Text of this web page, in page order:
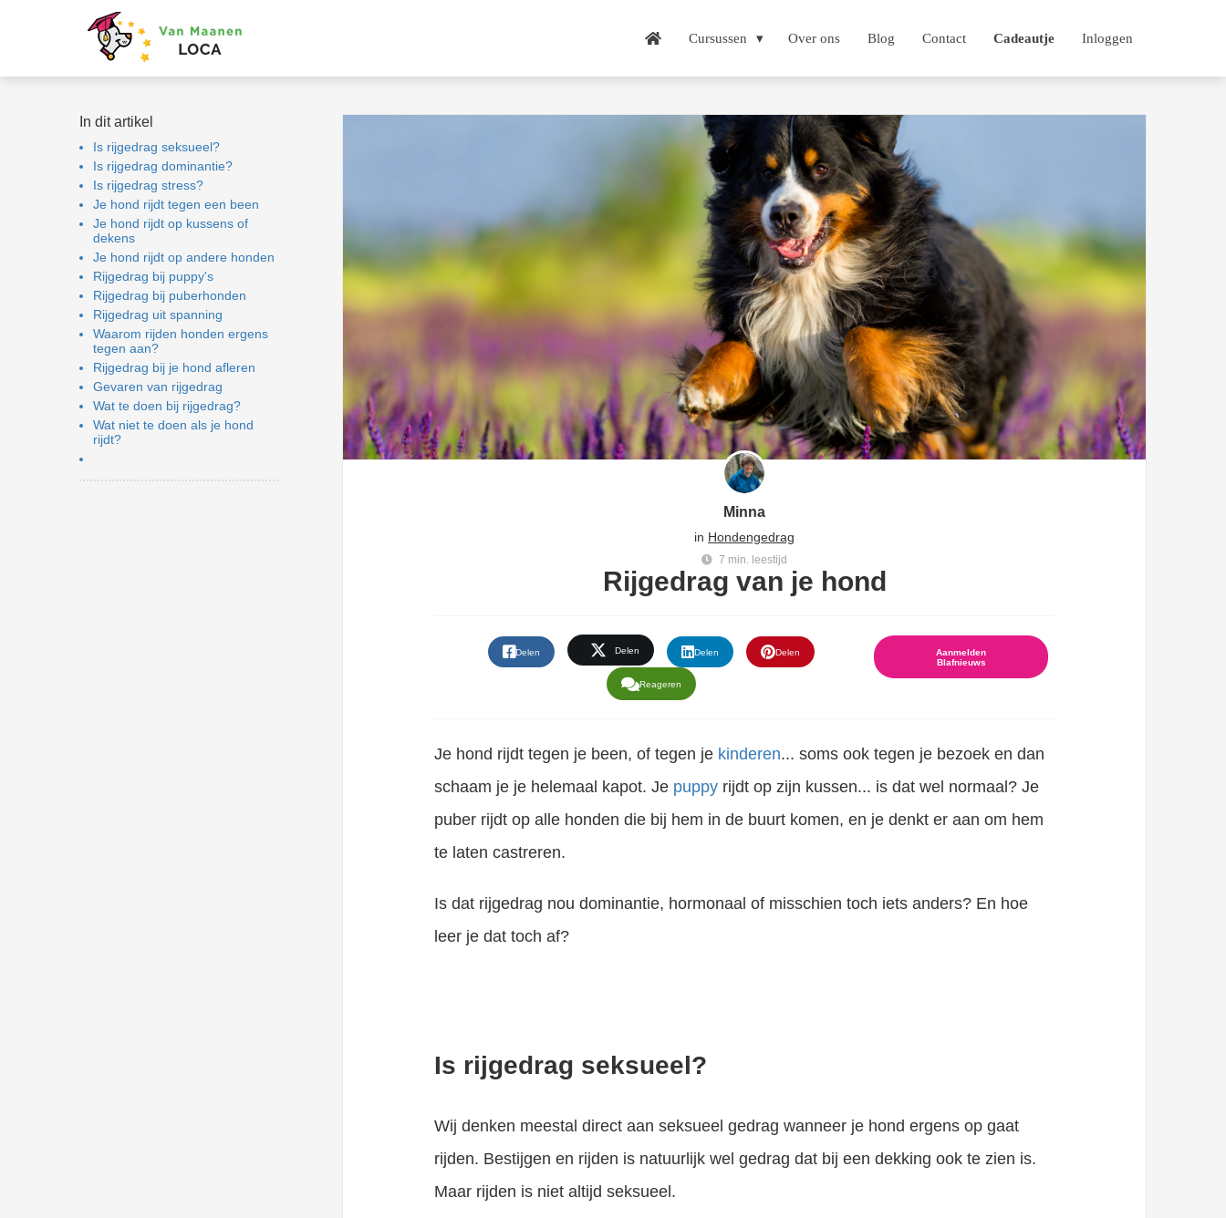
Cursussen Over ons Blog Contact Cadeautje Inloggen
In dit artikel
Is rijgedrag seksueel?
Is rijgedrag dominantie?
Is rijgedrag stress?
Je hond rijdt tegen een been
Je hond rijdt op kussens of
dekens
Je hond rijdt op andere honden
Rijgedrag bij puppy's
Rijgedrag bij puberhonden
Rijgedrag uit spanning
Waarom rijden honden ergens
tegen aan?
Rijgedrag bij je hond afleren
Gevaren van rijgedrag
Wat te doen bij rijgedrag?
Wat niet te doen als je hond
rijdt?
Minna
in Hondengedrag
7 min. leestijd
Rijgedrag van je hond
Delen Delen Delen Delen
Reageren
Aanmelden
Blafnieuws
Je hond rijdt tegen je been, of tegen je kinderen... soms ook tegen je bezoek en dan
schaam je je helemaal kapot. Je puppy rijdt op zijn kussen... is dat wel normaal? Je
puber rijdt op alle honden die bij hem in de buurt komen, en je denkt er aan om hem
te laten castreren.
Is dat rijgedrag nou dominantie, hormonaal of misschien toch iets anders? En hoe
leer je dat toch af?
Is rijgedrag seksueel?
Wij denken meestal direct aan seksueel gedrag wanneer je hond ergens op gaat
rijden. Bestijgen en rijden is natuurlijk wel gedrag dat bij een dekking ook te zien is.
Maar rijden is niet altijd seksueel.